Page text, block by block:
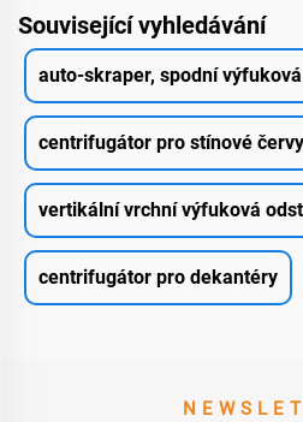
Související vyhledávání
auto-skraper, spodní
centrifugátor pro stínové červy
vertikální vrchní výfuková
centrifugátor pro dekantéry